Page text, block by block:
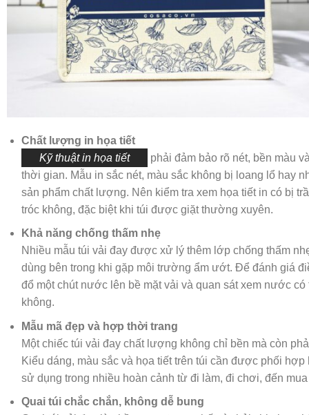
Chất lượng in họa tiết
Kỹ thuật in họa tiết
phải đảm bảo rõ nét, bền màu
thời gian. Mẫu in sắc nét, màu sắc không bị loang lổ hay
sản phẩm chất lượng. Nên kiểm tra xem họa tiết in có bị
tróc không, đặc biệt khi túi được giặt thường xuyên.
Khả năng chống thấm nhẹ
Nhiều mẫu túi vải đay được xử lý thêm lớp chống thấm
dùng bên trong khi gặp môi trường ẩm ướt. Để đánh giá
đổ một chút nước lên bề mặt vải và quan sát xem nước có
không.
Mẫu mã đẹp và hợp thời trang
Một chiếc túi vải đay chất lượng không chỉ bền mà còn
Kiểu dáng, màu sắc và họa tiết trên túi cần được phối hợp
sử dụng trong nhiều hoàn cảnh từ đi làm, đi chơi, đến
Quai túi chắc chắn, không dễ bung